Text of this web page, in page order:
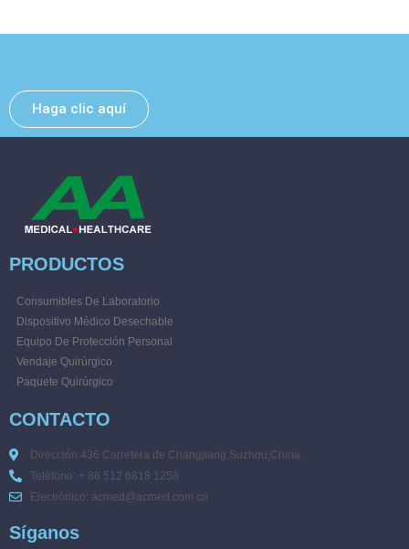
Haga clic aquí
PRODUCTOS
Consumibles De Laboratorio
Dispositivo Médico Desechable
Equipo De Protección Personal
Vendaje Quirúrgico
Paquete Quirúrgico
CONTACTO
Dirección:436 Carretera de Changjiang,Suzhou,China
Teléfono: + 86 512 6818 1258
Electrónico: acmed@acmed.com.cn
Síganos